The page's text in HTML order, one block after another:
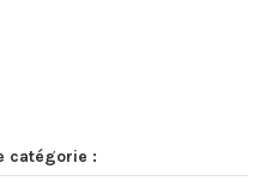
catégorie :